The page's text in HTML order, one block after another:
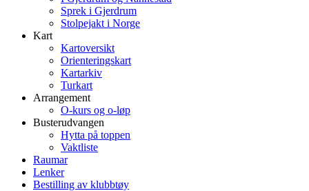
Sprek i Gjerdrum
Stolpejakt i Norge
Kart
Kartoversikt
Orienteringskart
Kartarkiv
Turkart
Arrangement
O-kurs og o-løp
Busterudvangen
Hytta på toppen
Vaktliste
Raumar
Lenker
Bestilling av klubbtøy